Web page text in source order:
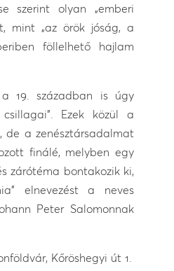
szerint olyan „emberi
mint „az örök jóság, a
föllelhető hajlam
19. században is úgy
Ezek közül a
de a zenésztársadalmat
finálé, melyben egy
zárótéma bontakozik ki,
elnevezést a neves
Peter Salomonnak
Kőröshegyi út 1.